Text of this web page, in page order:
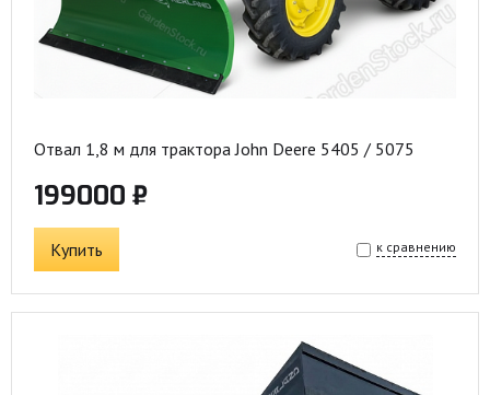
Отвал 1,8 м для трактора John Deere 5405 / 5075
199000 ₽
Купить к сравнению